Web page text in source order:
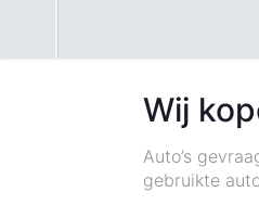
Wij
Auto’s
gebruikte